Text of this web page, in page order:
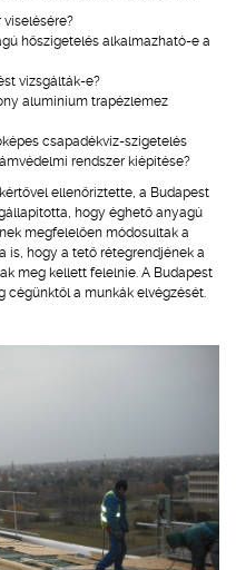
hőszigetelés alkalmazható-e a
vizsgálták-e?
alumínium trapézlemez
csapadékvíz-szigetelés
rendszer kiépítése?
ellenőriztette, a Budapest
hogy éghető anyagú
megfelelően módosultak a
is, hogy a tető rétegrendjének a
meg kellett felelnie. A Budapest
cégünktől a munkák elvégzését.